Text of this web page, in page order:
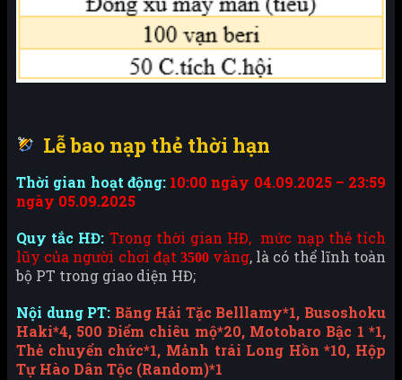
Lễ bao nạp thẻ thời hạn
Thời gian hoạt động: 10:00 ngày 04.09.2025 – 23:59
ngày 05.09.2025
Quy tắc HĐ: Trong thời gian HĐ, mức nạp thẻ tích
lũy của người chơi đạt 3500vàng, là có thể lĩnh toàn
bộ PT trong giao diện HĐ;
Nội dung PT: Băng Hải Tặc Belllamy*1, Busoshoku
Haki*4, 500 Điểm chiêu mộ*20, Motobaro Bậc 1 *1,
Thẻ chuyển chức*1, Mảnh trái Long Hồn *10, Hộp
Tự Hào Dân Tộc (Random)*1